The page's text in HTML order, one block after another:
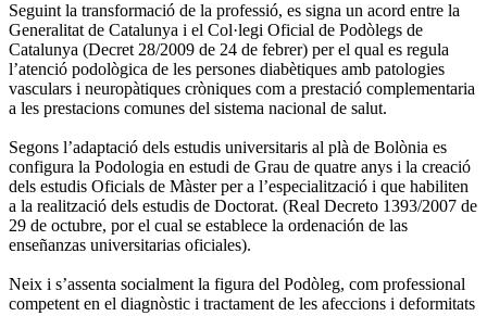
Seguint la transformació de la professió, es signa un acord entre la
Generalitat de Catalunya i el Col·legi Oficial de Podòlegs de
Catalunya (Decret 28/2009 de 24 de febrer) per el qual es regula
l’atenció podològica de les persones diabètiques amb patologies
vasculars i neuropàtiques cròniques com a prestació complementaria
a les prestacions comunes del sistema nacional de salut.
Segons l’adaptació dels estudis universitaris al plà de Bolònia es
configura la Podologia en estudi de Grau de quatre anys i la creació
dels estudis Oficials de Màster per a l’especialització i que habiliten
a la realització dels estudis de Doctorat. (Real Decreto 1393/2007 de
29 de octubre, por el cual se establece la ordenación de las
enseñanzas universitarias oficiales).
Neix i s’assenta socialment la figura del Podòleg, com professional
competent en el diagnòstic i tractament de les afeccions i deformitats